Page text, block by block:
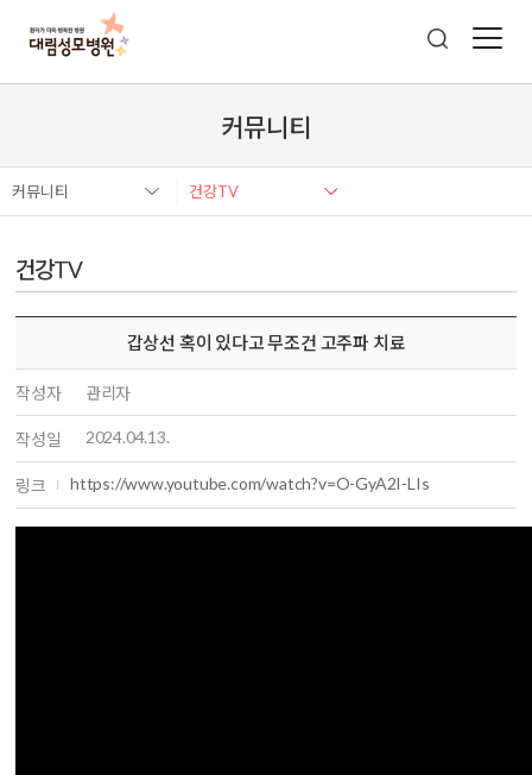
커뮤니티
커뮤니티 건강TV
건강TV
갑상선 혹이 있다고 무조건 고주파 치료
작성자 관리자
작성일 2024.04.13.
링크 https://www.youtube.com/watch?v=O-GyA2I-LIs